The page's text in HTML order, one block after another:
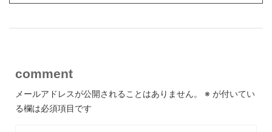
comment
メールアドレスが公開されることはありません。 ※ が付いてい
る欄は必須項目です